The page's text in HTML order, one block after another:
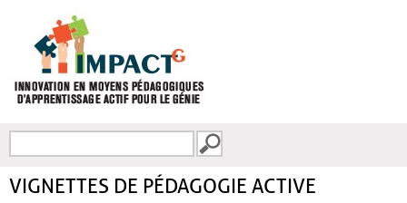
FORMULAIRE DE
VIGNETTES DE PÉDAGOGIE ACTIVE